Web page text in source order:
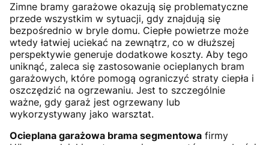
Zimne bramy garażowe okazują się problematyczne
przede wszystkim w sytuacji, gdy znajdują się
bezpośrednio w bryle domu. Ciepłe powietrze może
wtedy łatwiej uciekać na zewnątrz, co w dłuższej
perspektywie generuje dodatkowe koszty. Aby tego
uniknąć, zaleca się zastosowanie ocieplanych bram
garażowych, które pomogą ograniczyć straty ciepła i
oszczędzić na ogrzewaniu. Jest to szczególnie
ważne, gdy garaż jest ogrzewany lub
wykorzystywany jako warsztat.
Ocieplana garażowa brama segmentowa firmy